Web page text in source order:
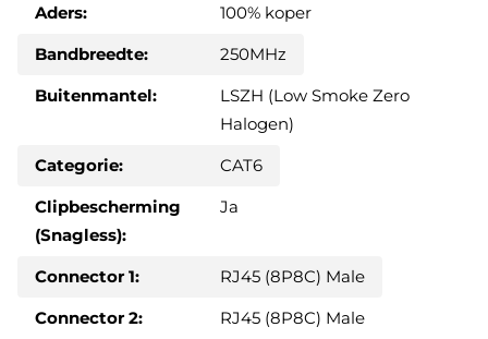
Aders:
100% koper
Bandbreedte:
250MHz
Buitenmantel:
LSZH (Low Smoke Zero
Halogen)
Categorie:
CAT6
Clipbescherming
(Snagless):
Ja
Connector 1:
RJ45 (8P8C) Male
Connector 2:
RJ45 (8P8C) Male